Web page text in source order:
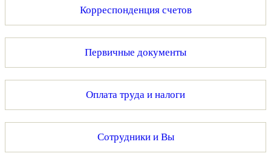
Корреспонденция счетов
Первичные документы
Оплата труда и налоги
Сотрудники и Вы